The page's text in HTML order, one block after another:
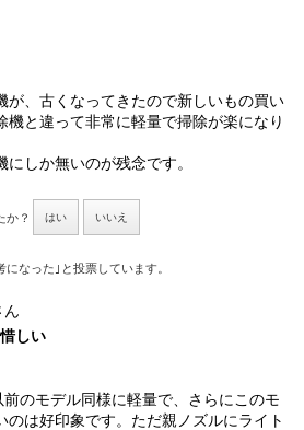
が、古くなってきたので新しいもの買い
機と違って非常に軽量で掃除が楽になり
しか無いのが残念です。
か？ はい いいえ
なった｣と投票しています。
ん
しい
のモデル同様に軽量で、さらにこのモ
のは好印象です。ただ親ノズルにライト